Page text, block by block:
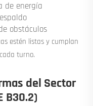
de energía
obstáculos
estén listas y cumplan
turno.
del Sector
B30.2)